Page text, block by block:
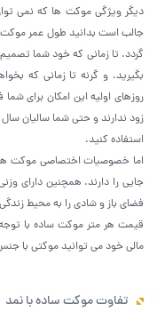
دیگر ویژگی موکت ها که نمی
جالب است بدانید طول عمر موکت
گردد. تا زمانی که خود شما
بگیرید. و گرنه تا زمانی که
روزهای اولیه این امکان برای
زود ندارند و حتی شما سالیان
استفاده کنید.
اما خصوصیات اختصاصی موکت ها
جایی را دارند. همچنین دارای
فضای باز و شادی را به محیط
قیمت هر متر موکت ساده با
مالی خود می توانید موکتی با
تفاوت موکت ساده با نمد